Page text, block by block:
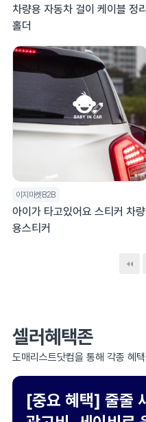
차량용 자동차 걸이 케이블 정리
홀더
이지마켓B2B
아이가 타고있어요 스티커 차량
용스티커
셀러혜택존
도매리스트닷컴을 통해 각종 혜
[중요 혜택] 줄줄